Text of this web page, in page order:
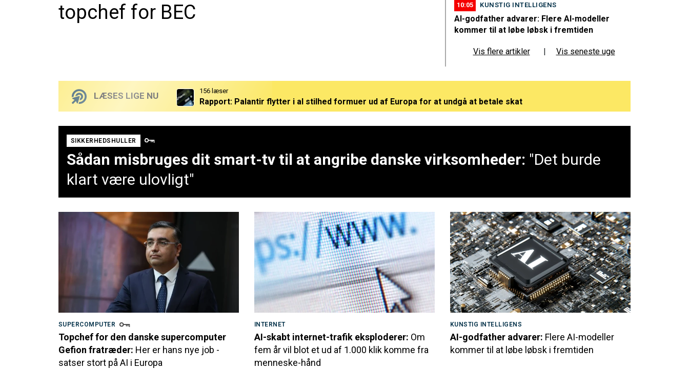
topchef for BEC
10:05 KUNSTIG INTELLIGENS
AI-godfather advarer: Flere AI-modeller
kommer til at løbe løbsk i fremtiden
Vis flere artikler | Vis seneste uge
LÆSES LIGE NU
156 læser
Rapport: Palantir flytter i al stilhed formuer ud af Europa for at undgå at betale skat
Topchef for den danske supercomputer Gefion fratræder: Her er hans nye job - satser stort på AI i Europa
SIKKERHEDSHULLER
Sådan misbruges dit smart-tv til at angribe danske virksomheder: "Det burde
klart være ulovligt"
SUPERCOMPUTER
Topchef for den danske supercomputer
Gefion fratræder: Her er hans nye job -
satser stort på AI i Europa
INTERNET
AI-skabt internet-trafik eksploderer: Om
fem år vil blot et ud af 1.000 klik komme fra
menneske-hånd
KUNSTIG INTELLIGENS
AI-godfather advarer: Flere AI-modeller
kommer til at løbe løbsk i fremtiden